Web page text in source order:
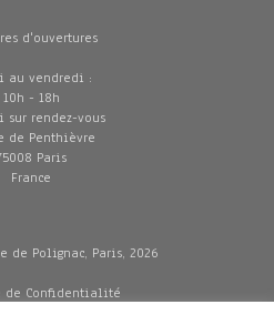
d'ouvertures
au vendredi :
10h - 18h
sur rendez-vous
de Penthièvre
Paris
France
de Polignac, Paris, 2026
de Confidentialité